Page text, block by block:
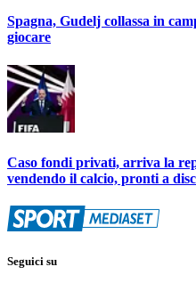
Spagna, Gudelj collassa in
giocare
Caso fondi privati, arriva la
vendendo il calcio, pronti a
Seguici su